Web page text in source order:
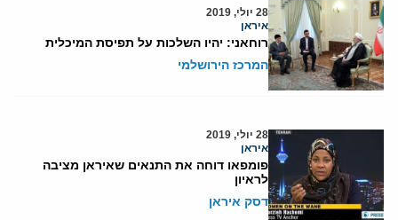
28 יולי, 2019
איראן
רוחאני: יהיו השלכות על תפיסת המיכלית
המרכז הירושלמי
28 יולי, 2019
איראן
פומפאו דוחה את התנאים שאיראן מציבה
לראיון
דסק איראן